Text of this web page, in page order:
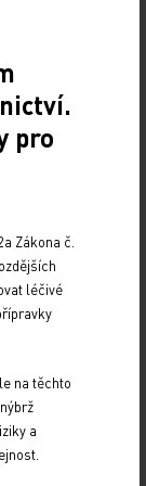
pro
Zákona č.
léčivé
na těchto
a